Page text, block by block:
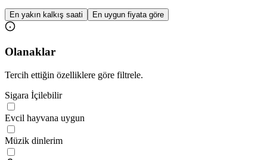
En yakın kalkış saati En uygun fiyata göre
Olanaklar
Tercih ettiğin özelliklere göre filtrele.
Sigara İçilebilir
Evcil hayvana uygun
Müzik dinlerim